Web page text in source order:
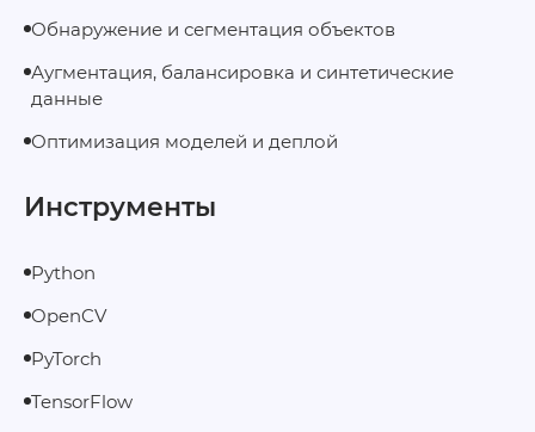
Обнаружение и сегментация объектов
Аугментация, балансировка и синтетические
данные
Оптимизация моделей и деплой
Инструменты
Python
OpenCV
PyTorch
TensorFlow